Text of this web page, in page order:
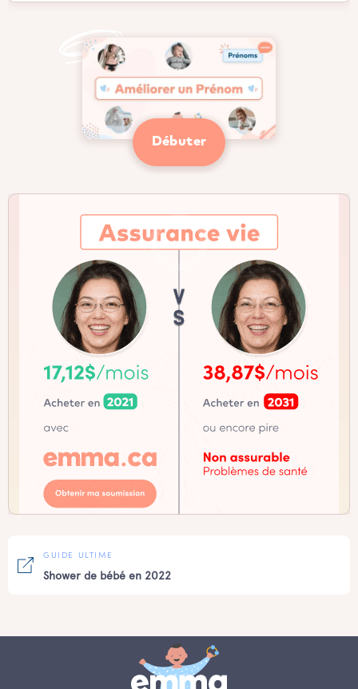
Débuter
GUIDE ULTIME
Shower de bébé en 2022